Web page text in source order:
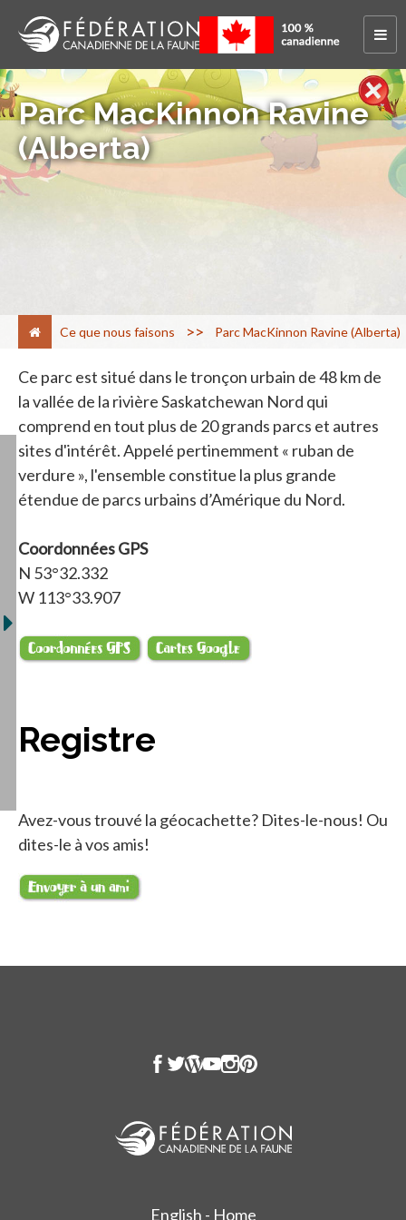
Parc MacKinnon Ravine
(Alberta)
Ce que nous faisons > Parc MacKinnon Ravine (Alberta)
Ce parc est situé dans le tronçon urbain de 48 km de
la vallée de la rivière Saskatchewan Nord qui
comprend en tout plus de 20 grands parcs et autres
sites d'intérêt. Appelé pertinemment « ruban de
verdure », l'ensemble constitue la plus grande
étendue de parcs urbains d’Amérique du Nord.
Coordonnées GPS
N 53°32.332
W 113°33.907
s’ouvre dans un nouvel onglet
Registre
Avez-vous trouvé la géocachette? Dites-le-nous! Ou
dites-le à vos amis!
English - Home